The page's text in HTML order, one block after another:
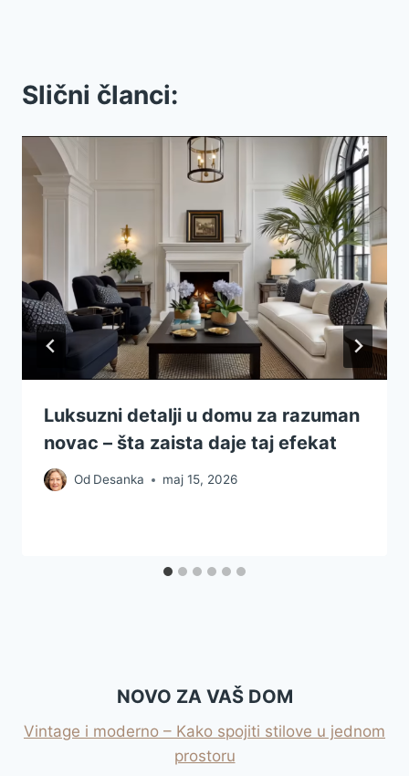
Slični članci:
Luksuzni detalji u domu za razuman
novac – šta zaista daje taj efekat
Od Desanka maj 15, 2026
NOVO ZA VAŠ DOM
Vintage i moderno – Kako spojiti stilove u jednom
prostoru